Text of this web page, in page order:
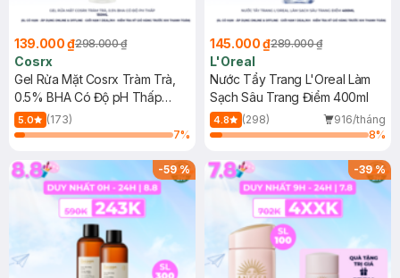
139.000 ₫298.000 ₫
Cosrx
Gel Rửa Mặt Cosrx Tràm Trà,
0.5% BHA Có Độ pH Thấp
150ml
5.0
(173)
7%
145.000 ₫289.000 ₫
L'Oreal
Nước Tẩy Trang L'Oreal Làm
Sạch Sâu Trang Điểm 400ml
4.8 (298)
916/tháng
8%
-59% -39%